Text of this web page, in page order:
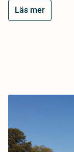
Läs mer